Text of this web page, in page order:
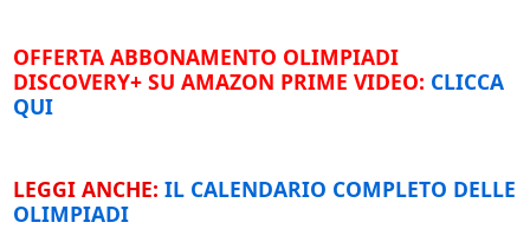
OFFERTA ABBONAMENTO OLIMPIADI
DISCOVERY+ SU AMAZON PRIME VIDEO: CLICCA
QUI
LEGGI ANCHE: IL CALENDARIO COMPLETO DELLE
OLIMPIADI